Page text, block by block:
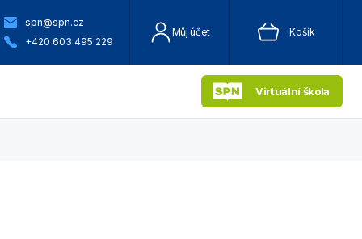
spn@spn.cz
+420 603 495 229
Můj účet Košík
Virtuální škola